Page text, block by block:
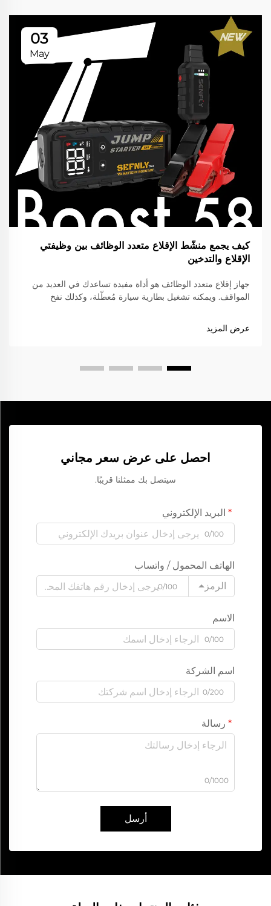
03
May
كيف يجمع منشّط الإقلاع متعدد الوظائف بين وظيفتي
الإقلاع والتدخين
جهاز إقلاع متعدد الوظائف هو أداة مفيدة تساعدك في العديد من
المواقف. ويمكنه تشغيل بطارية سيارة مُعطّلة، وكذلك نفخ
تقصد رحلاتٍ طويلة أو لديك جدولٌ مزدحم. صورة...
عرض المزيد
احصل على عرض سعر مجاني
سيتصل بك ممثلنا قريبًا.
البريد الإلكتروني
0/100
الهاتف المحمول / واتساب
الرمز
0/100
الاسم
0/100
اسم الشركة
0/200
رسالة
0/1000
أرسل